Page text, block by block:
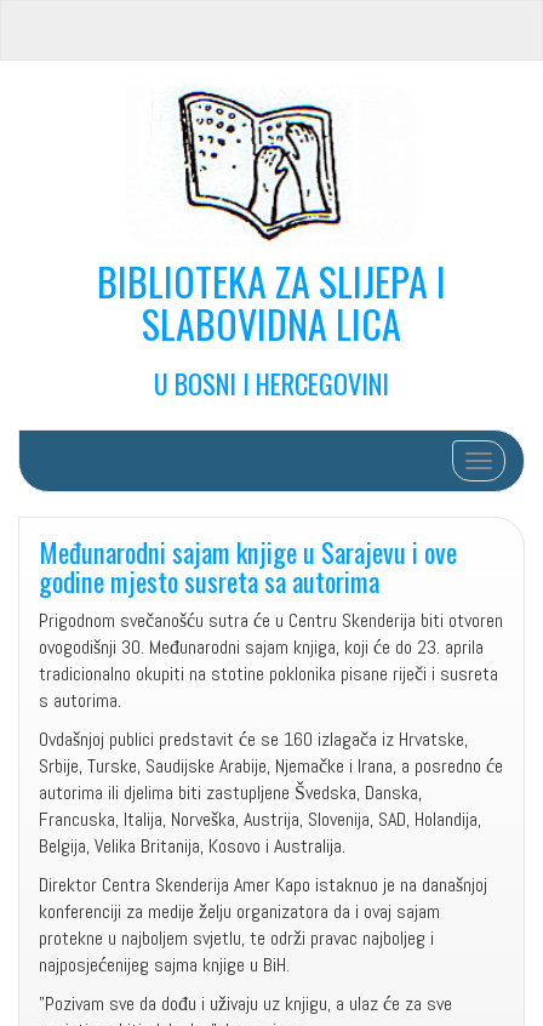
BIBLIOTEKA ZA SLIJEPA I
SLABOVIDNA LICA
U BOSNI I HERCEGOVINI
Toggle
Međunarodni sajam knjige u Sarajevu i ove
godine mjesto susreta sa autorima
Prigodnom svečanošću sutra će u Centru Skenderija biti otvoren
ovogodišnji 30. Međunarodni sajam knjiga, koji će do 23. aprila
tradicionalno okupiti na stotine poklonika pisane riječi i susreta
s autorima.
Ovdašnjoj publici predstavit će se 160 izlagača iz Hrvatske,
Srbije, Turske, Saudijske Arabije, Njemačke i Irana, a posredno će
autorima ili djelima biti zastupljene Švedska, Danska,
Francuska, Italija, Norveška, Austrija, Slovenija, SAD, Holandija,
Belgija, Velika Britanija, Kosovo i Australija.
Direktor Centra Skenderija Amer Kapo istaknuo je na današnjoj
konferenciji za medije želju organizatora da i ovaj sajam
protekne u najboljem svjetlu, te održi pravac najboljeg i
najposjećenijeg sajma knjige u BiH.
"Pozivam sve da dođu i uživaju uz knjigu, a ulaz će za sve